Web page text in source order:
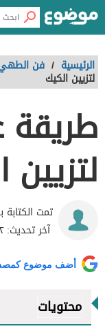
الرئيسية / فن
لتزيين الكيك
طريقة
تمت
آخر تحديث:
أضف موضوع
محتويات